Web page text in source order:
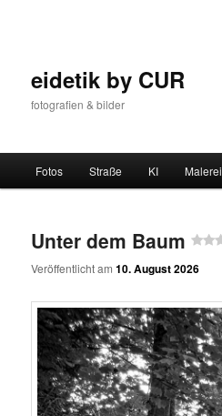
eidetik by CUR
fotografien & bilder
Fotos Straße KI Malerei
Unter dem Baum
Veröffentlicht am10. August 2026